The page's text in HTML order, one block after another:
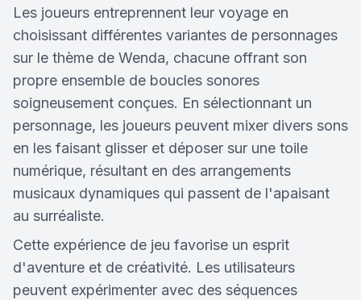
Les joueurs entreprennent leur voyage en
choisissant différentes variantes de personnages
sur le thème de Wenda, chacune offrant son
propre ensemble de boucles sonores
soigneusement conçues. En sélectionnant un
personnage, les joueurs peuvent mixer divers sons
en les faisant glisser et déposer sur une toile
numérique, résultant en des arrangements
musicaux dynamiques qui passent de l'apaisant
au surréaliste.
Cette expérience de jeu favorise un esprit
d'aventure et de créativité. Les utilisateurs
peuvent expérimenter avec des séquences